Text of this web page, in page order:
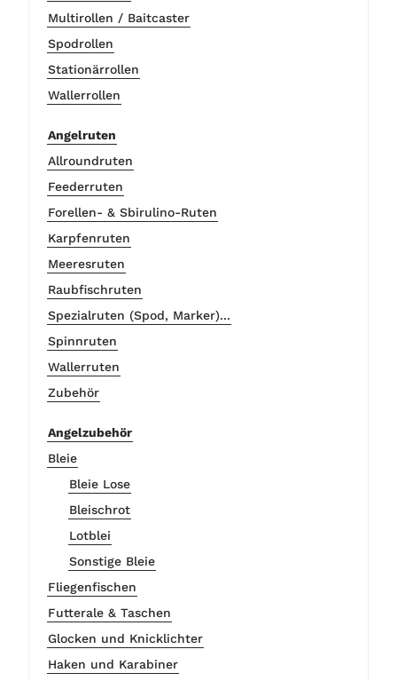
Multirollen / Baitcaster
Spodrollen
Stationärrollen
Wallerrollen
Angelruten
Allroundruten
Feederruten
Forellen- & Sbirulino-Ruten
Karpfenruten
Meeresruten
Raubfischruten
Spezialruten (Spod, Marker)...
Spinnruten
Wallerruten
Zubehör
Angelzubehör
Bleie
Bleie Lose
Bleischrot
Lotblei
Sonstige Bleie
Fliegenfischen
Futterale & Taschen
Glocken und Knicklichter
Haken und Karabiner